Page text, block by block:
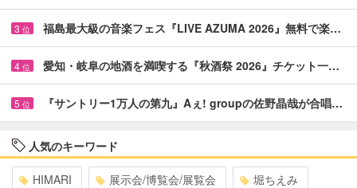
3 位 福島最大級の音楽フェス『LIVE AZUMA 2026』無料で楽…
4 位 愛知・岐阜の地酒を満喫する『秋酒祭 2026』チケット一…
5 位 『サントリー1万人の第九』Aぇ! groupの佐野晶哉が合唱…
人気のキーワード
HIMARI 展示会/博覧会/展覧会 堀ちえみ